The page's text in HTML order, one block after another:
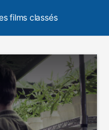
films classés